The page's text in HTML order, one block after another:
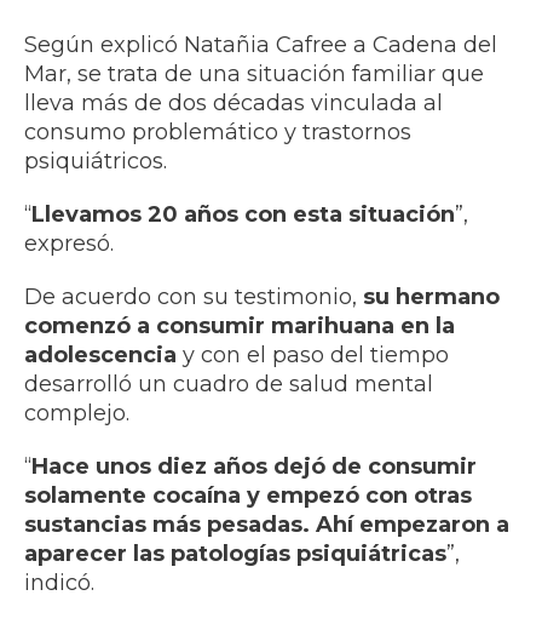
Según explicó Natañia Cafree a Cadena del
Mar, se trata de una situación familiar que
lleva más de dos décadas vinculada al
consumo problemático y trastornos
psiquiátricos.
“Llevamos 20 años con esta situación”,
expresó.
De acuerdo con su testimonio, su hermano
comenzó a consumir marihuana en la
adolescencia y con el paso del tiempo
desarrolló un cuadro de salud mental
complejo.
“Hace unos diez años dejó de consumir
solamente cocaína y empezó con otras
sustancias más pesadas. Ahí empezaron a
aparecer las patologías psiquiátricas”,
indicó.